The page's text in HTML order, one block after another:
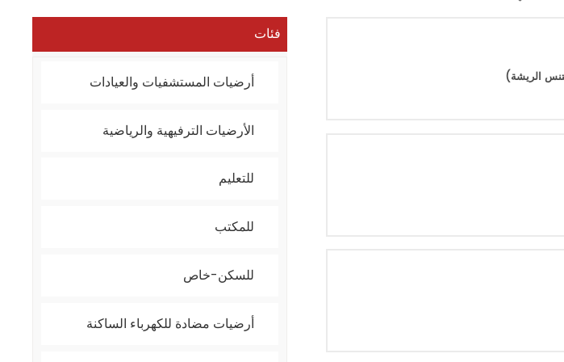
فئات
أرضيات المستشفيات والعيادات
الأرضيات الترفيهية والرياضية
للتعليم
للمكتب
للسكن-خاص
أرضيات مضادة للكهرباء الساكنة